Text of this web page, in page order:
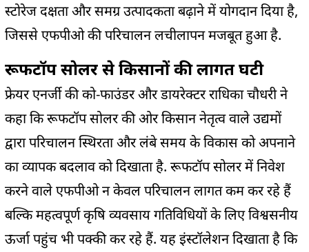
स्टोरेज दक्षता और समग्र उत्पादकता बढ़ाने में योगदान दिया है,
जिससे एफपीओ की परिचालन लचीलापन मजबूत हुआ है.
रूफटॉप सोलर से किसानों की लागत घटी
फ्रेयर एनर्जी की को-फाउंडर और डायरेक्टर राधिका चौधरी ने
कहा कि रूफटॉप सोलर की ओर किसान नेतृत्व वाले उद्यमों
द्वारा परिचालन स्थिरता और लंबे समय के विकास को अपनाने
का व्यापक बदलाव को दिखाता है. रूफटॉप सोलर में निवेश
करने वाले एफपीओ न केवल परिचालन लागत कम कर रहे हैं
बल्कि महत्वपूर्ण कृषि व्यवसाय गतिविधियों के लिए विश्वसनीय
ऊर्जा पहुंच भी पक्की कर रहे हैं. यह इंस्टॉलेशन दिखाता है कि